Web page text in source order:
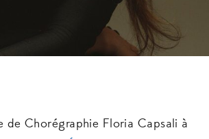
de Chorégraphie Floria Capsali à